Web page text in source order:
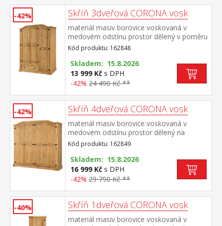
-42% Skříň 3dveřová CORONA vosk
materiál masiv borovice voskovaná v
medovém odstínu prostor dělený v poměru
2:1 širší část šatní tyč a police na klobouky,
ve spodní části široká zásuvka užší část 3
police z toho 2 variabilní kovové ozdobné
úchytky součást sestavy Corona
Kód produktu: 162848
Skladem: 15.8.2026
13 999 Kč s DPH
-42% 24 490 Kč **
-42% Skříň 4dveřová CORONA vosk
materiál masiv borovice voskovaná v
medovém odstínu prostor dělený na
polovinyv levé části šatní tyč a police na
klobouky v pravé části vlevo šatní tyč a
police na klobouky, vpravo 3 police z toho 2
variabilní kovové ozdobné úchytky součást
sestavy Corona
Kód produktu: 162849
Skladem: 15.8.2026
16 999 Kč s DPH
-42% 29 790 Kč **
-40% Skříň 1dveřová CORONA vosk
materiál masiv borovice voskovaná v